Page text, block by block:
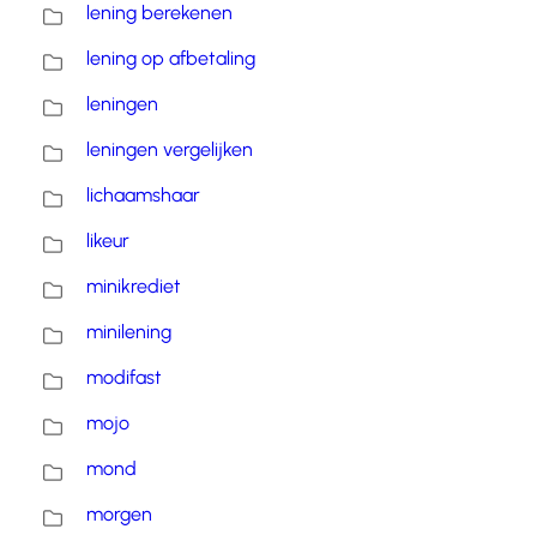
lening berekenen
lening op afbetaling
leningen
leningen vergelijken
lichaamshaar
likeur
minikrediet
minilening
modifast
mojo
mond
morgen